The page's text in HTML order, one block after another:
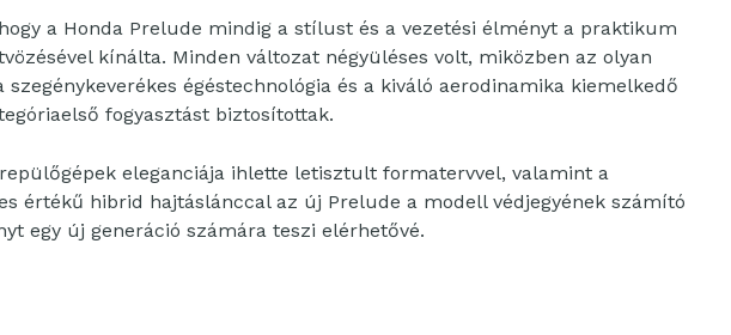
a Honda Prelude mindig a stílust és a vezetési élményt a praktikum
kínálta. Minden változat négyüléses volt, miközben az olyan
szegénykeverékes égéstechnológia és a kiváló aerodinamika kiemelkedő
fogyasztást biztosítottak.
eleganciája ihlette letisztult formatervvel, valamint a
értékű hibrid hajtáslánccal az új Prelude a modell védjegyének számító
egy új generáció számára teszi elérhetővé.